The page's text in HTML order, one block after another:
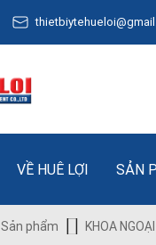
VỀ HUÊ LỢI SẢN
Sản phẩm KHOA NGOẠI